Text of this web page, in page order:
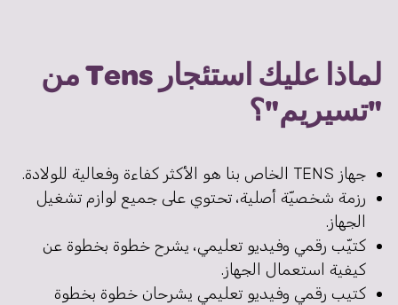
لماذا عليك استئجار Tens من
"تسيريم"؟
جهاز TENS الخاص بنا هو الأكثر كفاءة وفعالية للولادة.
رزمة شخصيّة أصلية، تحتوي على جميع لوازم تشغيل
الجهاز.
كتيّب رقمي وفيديو تعليمي، يشرح خطوة بخطوة عن
كيفية استعمال الجهاز.
كتيب رقمي وفيديو تعليمي يشرحان خطوة بخطوة